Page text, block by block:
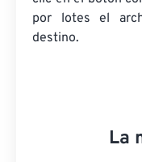
por lotes el
destino.
La